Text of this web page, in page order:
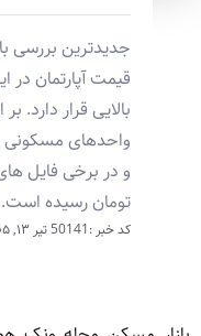
جدیدترین بررسی
قیمت آپارتمان
بالایی قرار
تومان رسیده است.
کد خبر :50141 تیر ۱۳, ۱۴۰۵